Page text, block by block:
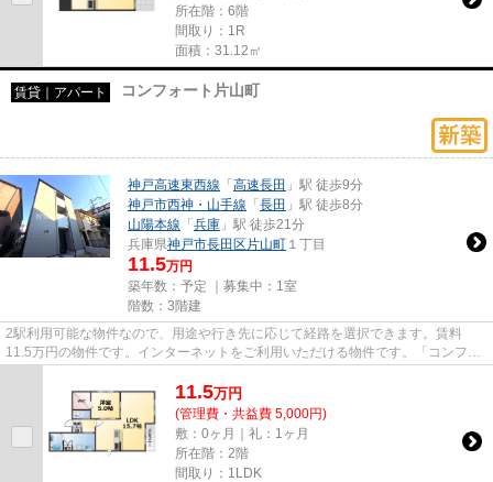
所在階：6階
間取り：1R
面積：31.12㎡
賃貸｜アパート コンフォート片山町
神戸高速東西線 「 高速長田 」駅 徒歩9分
神戸市西神・山手線 「 長田 」駅 徒歩8分
山陽本線 「 兵庫 」駅 徒歩21分
兵庫県神戸市長田区 片山町 １丁目
11.5万円
築年数：予定 ｜募集中： 1室
階数：3階建
2駅利用可能な物件なので、用途や行き先に応じて経路を選択できます。賃料
11.5万円の物件です。インターネットをご利用いただける物件です。「コンフォ
11.5万円
(管理費・共益費 5,000円)
敷：0ヶ月｜礼：1ヶ月
所在階：2階
間取り：1LDK